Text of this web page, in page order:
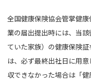
全国健康保険協会管掌健
業の届出提出時には、当
ていた家族）の健康保険
は、必ず最終出社日に用
収できなかった場合は「